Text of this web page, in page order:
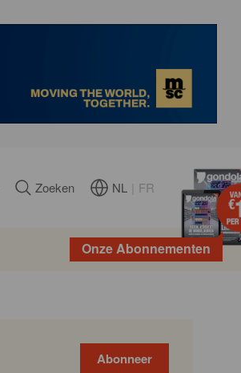
Zoeken NL FR
Onze Abonnementen
Abonneer